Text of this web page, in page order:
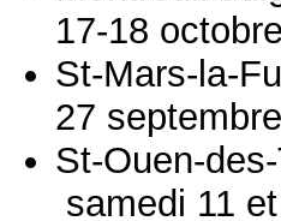
17-18
St-
27
St-
samedi 11